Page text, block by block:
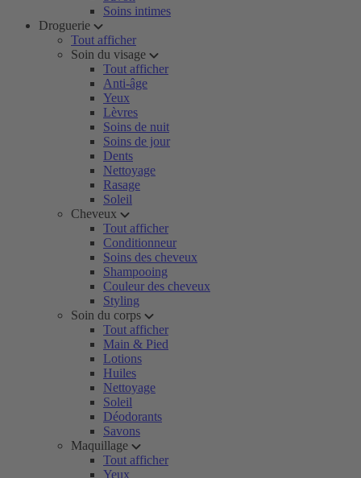
Soins intimes
Droguerie
Tout afficher
Soin du visage
Tout afficher
Anti-âge
Yeux
Lèvres
Soins de nuit
Soins de jour
Dents
Nettoyage
Rasage
Soleil
Cheveux
Tout afficher
Conditionneur
Soins des cheveux
Shampooing
Couleur des cheveux
Styling
Soin du corps
Tout afficher
Main & Pied
Lotions
Huiles
Nettoyage
Soleil
Déodorants
Savons
Maquillage
Tout afficher
Yeux